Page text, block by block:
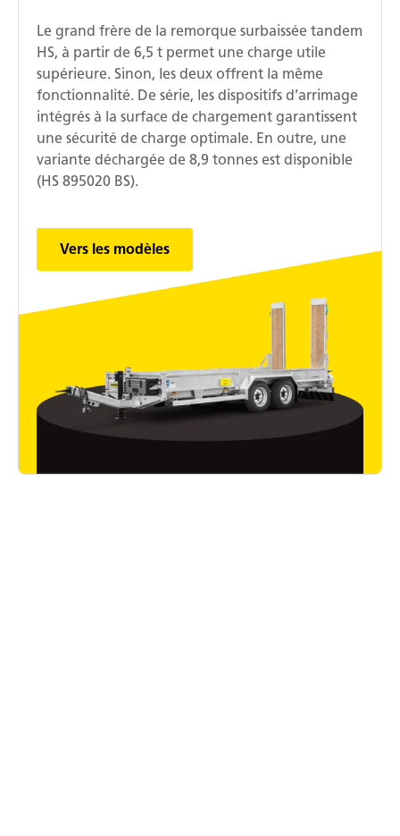
Le grand frère de la remorque surbaissée tandem
HS, à partir de 6,5 t permet une charge utile
supérieure. Sinon, les deux offrent la même
fonctionnalité. De série, les dispositifs d’arrimage
intégrés à la surface de chargement garantissent
une sécurité de charge optimale. En outre, une
variante déchargée de 8,9 tonnes est disponible
(HS 895020 BS).
Vers les modèles